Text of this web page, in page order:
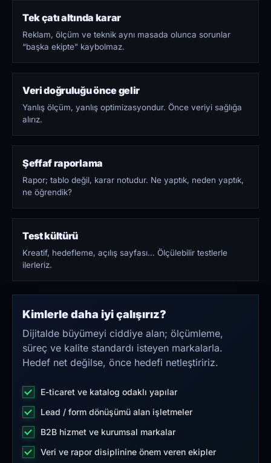
Tek çatı altında karar
Reklam, ölçüm ve teknik aynı masada olunca sorunlar
“başka ekipte” kaybolmaz.
Veri doğruluğu önce gelir
Yanlış ölçüm, yanlış optimizasyondur. Önce veriyi sağlığa
alırız.
Şeffaf raporlama
Rapor; tablo değil, karar notudur. Ne yaptık, neden yaptık,
ne öğrendik?
Test kültürü
Kreatif, hedefleme, açılış sayfası… Ölçülebilir testlerle
ilerleriz.
Kimlerle daha iyi çalışırız?
Dijitalde büyümeyi ciddiye alan; ölçümleme,
süreç ve kalite standardı isteyen markalarla.
Hedef net değilse, önce hedefi netleştiririz.
E-ticaret ve katalog odaklı yapılar
Lead / form dönüşümü alan işletmeler
B2B hizmet ve kurumsal markalar
Veri ve rapor disiplinine önem veren ekipler